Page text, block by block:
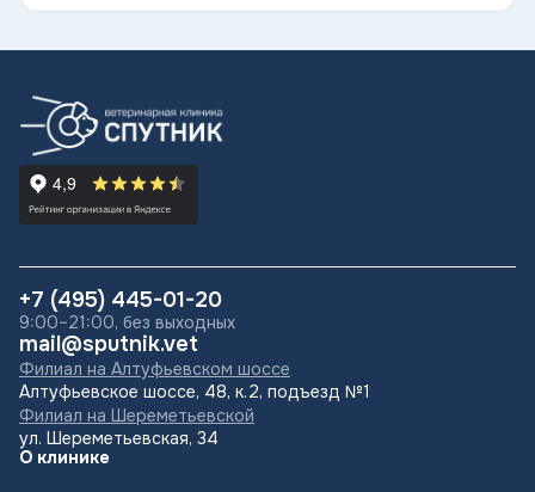
+7 (495) 445-01-20
9:00–21:00, без выходных
mail@sputnik.vet
Филиал на Алтуфьевском шоссе
Алтуфьевское шоссе, 48, к.2, подъезд №1
Филиал на Шереметьевской
ул. Шереметьевская, 34
О клинике